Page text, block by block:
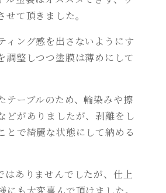
て頂きました。
ィング感を出さないようにす
調整しつつ塗膜は薄めにして
テーブルのため、輪染みや擦
どがありましたが、剥離をし
とで綺麗な状態にして納める
はありませんでしたが、仕上